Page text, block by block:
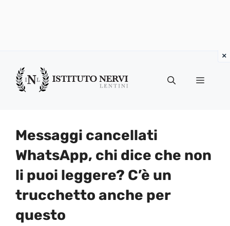
contenuto
Menu
Messaggi cancellati
WhatsApp, chi dice che non
li puoi leggere? C’è un
trucchetto anche per
questo